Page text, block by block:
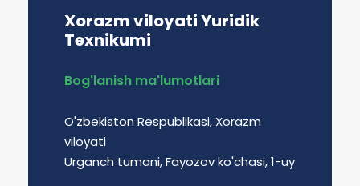
Xorazm viloyati Yuridik
Texnikumi
Bog'lanish ma'lumotlari
O'zbekiston Respublikasi, Xorazm
viloyati
Urganch tumani, Fayozov ko'chasi, 1-uy